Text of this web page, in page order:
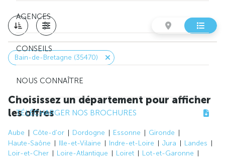
AGENCES
CONSEILS
NOUS CONNAÎTRE
TÉLÉCHARGER NOS BROCHURES
Bain-de-Bretagne (35470)
Choisissez un département pour afficher
les offres
Aube Côte-d'or Dordogne Essonne
Gironde
Haute-Saône
Ille-et-Vilaine Indre-et-Loire Jura
Landes
Loir-et-Cher
Loire-Atlantique Loiret
Lot-et-Garonne